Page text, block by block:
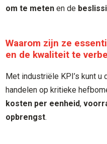
om te meten en de
Waarom zijn ze
en de kwaliteit te
Met industriële KPI’s kunt u
handelen op kritieke
kosten per eenheid,
opbrengst.